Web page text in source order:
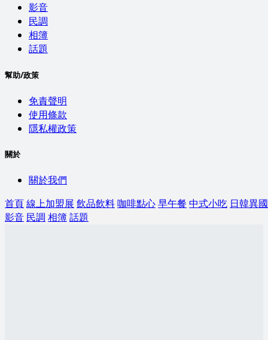
影音
民調
相簿
話題
幫助/政策
免責聲明
使用條款
隱私權政策
關於
關於我們
首頁線上加盟展 飲品飲料咖啡點心早午餐 中式小吃 日韓異國
影音 民調 相簿話題